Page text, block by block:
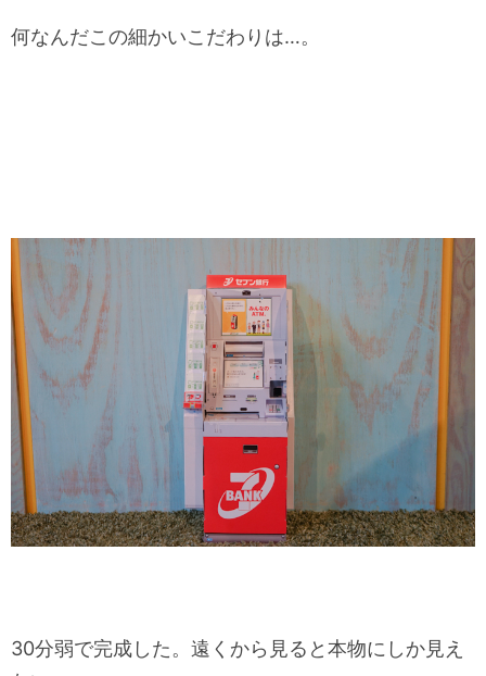
何なんだこの細かいこだわりは…。
30分弱で完成した。遠くから見ると本物にしか見え